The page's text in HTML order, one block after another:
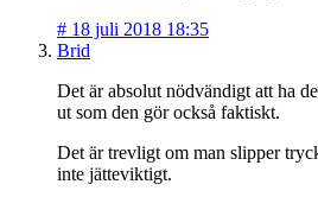
# 18 juli 2018 18:35
Brid
Det är absolut nödvändigt att ha
ut som den gör också faktiskt.
Det är trevligt om man slipper
inte jätteviktigt.